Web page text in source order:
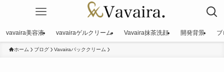
vavaira美容液 vavairaゲルクリーム Vavaira抹茶洗顔 開発背景 ブ
ホーム ブログ Vavairaパッククリーム